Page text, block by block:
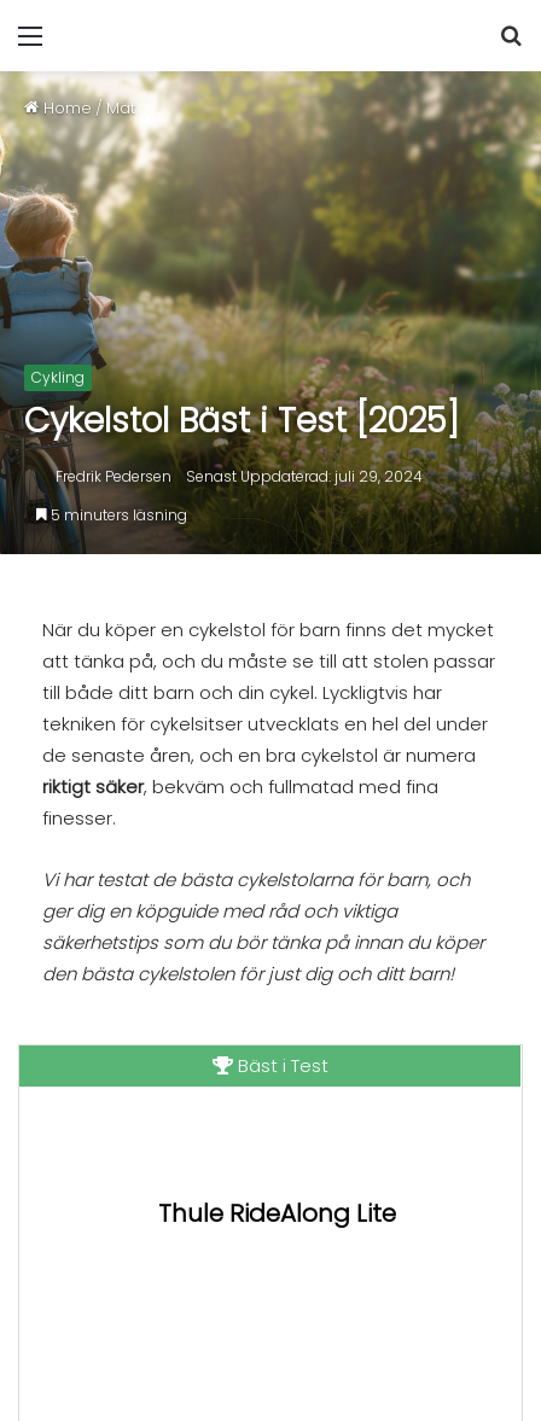
Home/ Mat
Cykling
Cykelstol Bäst i Test [2025]
Fredrik Pedersen
Senast Uppdaterad: juli 29, 2024
5 minuters läsning
När du köper en cykelstol för barn finns det mycket
att tänka på, och du måste se till att stolen passar
till både ditt barn och din cykel. Lyckligtvis har
tekniken för cykelsitser utvecklats en hel del under
de senaste åren, och en bra cykelstol är numera
riktigt säker, bekväm och fullmatad med fina
finesser.
Vi har testat de bästa cykelstolarna för barn, och
ger dig en köpguide med råd och viktiga
säkerhetstips som du bör tänka på innan du köper
den bästa cykelstolen för just dig och ditt barn!
Bäst i Test
Thule RideAlong Lite